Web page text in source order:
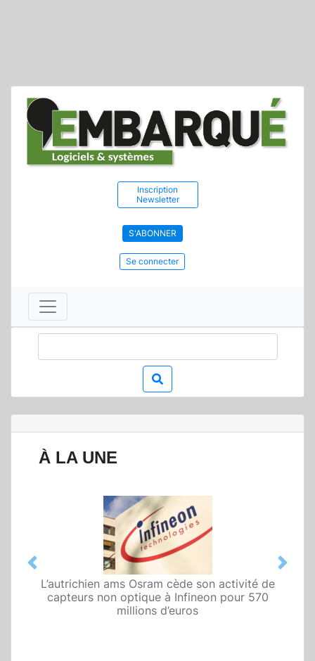
Inscription
Newsletter
S'ABONNER
Se connecter
À LA UNE
L’autrichien ams Osram cède son activité de
capteurs non optique à Infineon pour 570
millions d’euros
Previous Next